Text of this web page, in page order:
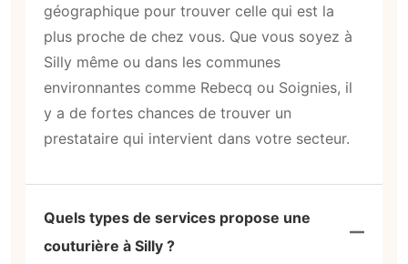
géographique pour trouver celle qui est la
plus proche de chez vous. Que vous soyez à
Silly même ou dans les communes
environnantes comme Rebecq ou Soignies, il
y a de fortes chances de trouver un
prestataire qui intervient dans votre secteur.
Quels types de services propose une
couturière à Silly ?